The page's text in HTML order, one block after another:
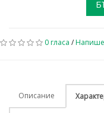
0 гласа /
Описание